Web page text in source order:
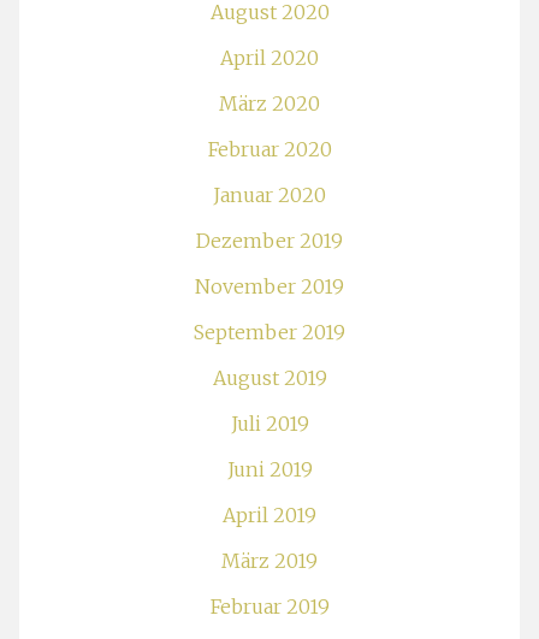
August 2020
April 2020
März 2020
Februar 2020
Januar 2020
Dezember 2019
November 2019
September 2019
August 2019
Juli 2019
Juni 2019
April 2019
März 2019
Februar 2019